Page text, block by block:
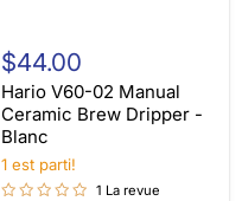
V60-
02
Manual
Ceramic
Brew
Dripper
-
Blanc
$44.00
Hario V60-02 Manual
Ceramic Brew Dripper -
Blanc
1 est parti!
1 La revue